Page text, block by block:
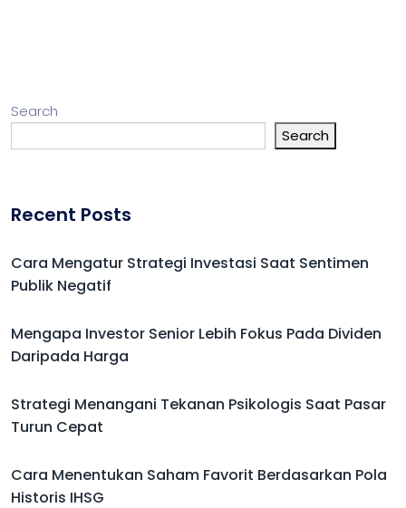
Search
Search
Recent Posts
Cara Mengatur Strategi Investasi Saat Sentimen
Publik Negatif
Mengapa Investor Senior Lebih Fokus Pada Dividen
Daripada Harga
Strategi Menangani Tekanan Psikologis Saat Pasar
Turun Cepat
Cara Menentukan Saham Favorit Berdasarkan Pola
Historis IHSG